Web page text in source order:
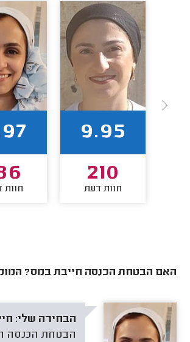
9.95
210
חוות דעת חוות
האם הבטחת הכנסה חייבת במס?
הבחירה שלי:
הבטחת הכנסה